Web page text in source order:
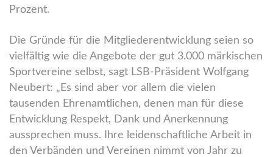
Prozent.
Die Gründe für die Mitgliederentwicklung seien so
vielfältig wie die Angebote der gut 3.000 märkischen
Sportvereine selbst, sagt LSB-Präsident Wolfgang
Neubert: „Es sind aber vor allem die vielen
tausenden Ehrenamtlichen, denen man für diese
Entwicklung Respekt, Dank und Anerkennung
aussprechen muss. Ihre leidenschaftliche Arbeit in
den Verbänden und Vereinen nimmt von Jahr zu